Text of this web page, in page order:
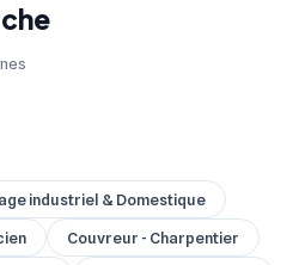
industriel & Domestique
Couvreur - Charpentier